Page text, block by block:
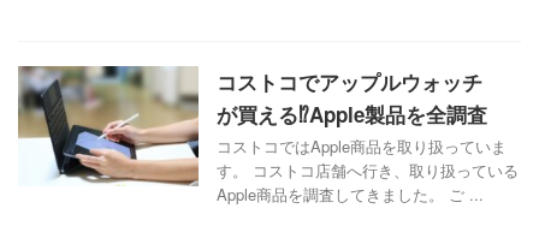
コストコでアップルウォッチ
が買える⁉Apple製品を全調査
コストコではApple商品を取り扱っていま
す。 コストコ店舗へ行き、取り扱っている
Apple商品を調査してきました。 ご ...